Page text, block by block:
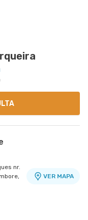
nr.
VER MAPA